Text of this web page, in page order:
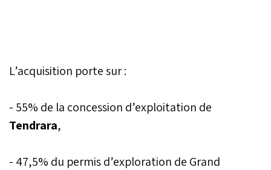
L’acquisition porte sur :
- 55% de la concession d’exploitation de
Tendrara,
- 47,5% du permis d’exploration de Grand